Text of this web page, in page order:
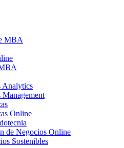
MBA
Analytics
Management
Online
de Negocios Online
Sostenibles